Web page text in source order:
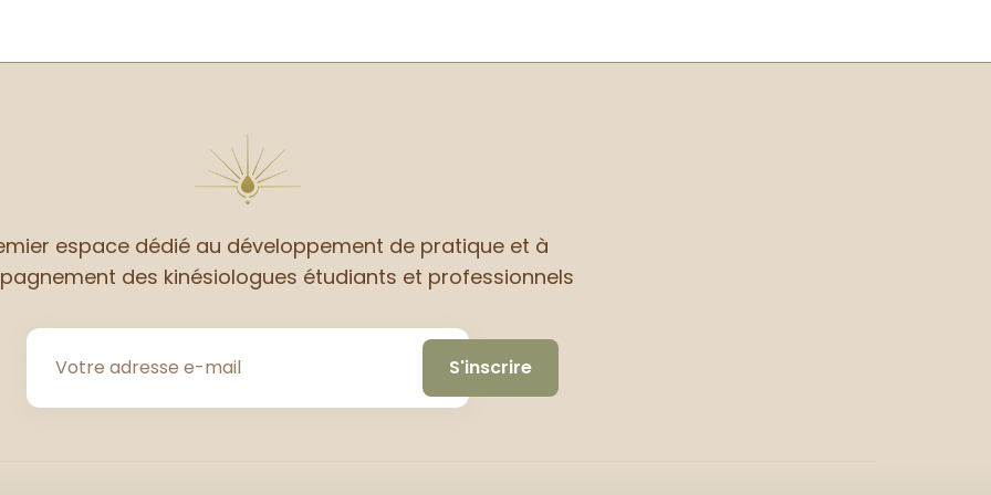
espace dédié au développement de pratique et à
des kinésiologues étudiants et professionnels
S'inscrire